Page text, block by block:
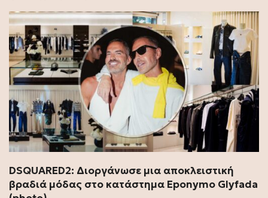
DSQUARED2: Διοργάνωσε μια αποκλειστική
βραδιά μόδας στο κατάστημα Eponymo Glyfada